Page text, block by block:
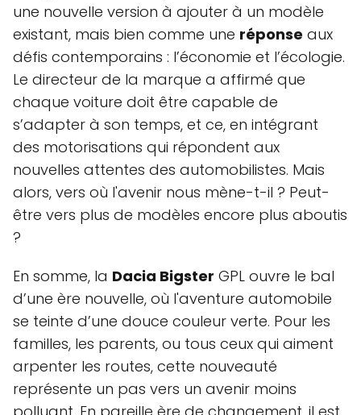
une nouvelle version à ajouter à un modèle
existant, mais bien comme une réponse aux
défis contemporains : l’économie et l’écologie.
Le directeur de la marque a affirmé que
chaque voiture doit être capable de
s’adapter à son temps, et ce, en intégrant
des motorisations qui répondent aux
nouvelles attentes des automobilistes. Mais
alors, vers où l'avenir nous mène-t-il ? Peut-
être vers plus de modèles encore plus aboutis
?
En somme, la Dacia Bigster GPL ouvre le bal
d’une ère nouvelle, où l'aventure automobile
se teinte d’une douce couleur verte. Pour les
familles, les parents, ou tous ceux qui aiment
arpenter les routes, cette nouveauté
représente un pas vers un avenir moins